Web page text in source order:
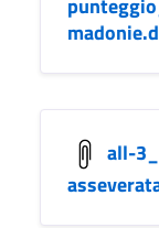
all-